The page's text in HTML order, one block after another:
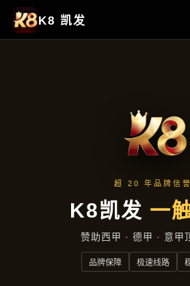
公司新闻
首页 公司新闻